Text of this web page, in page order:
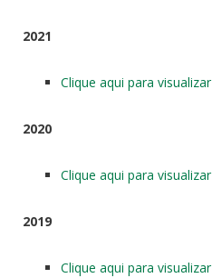
2021
Clique aqui para visualizar
2020
Clique aqui para visualizar
2019
Clique aqui para visualizar